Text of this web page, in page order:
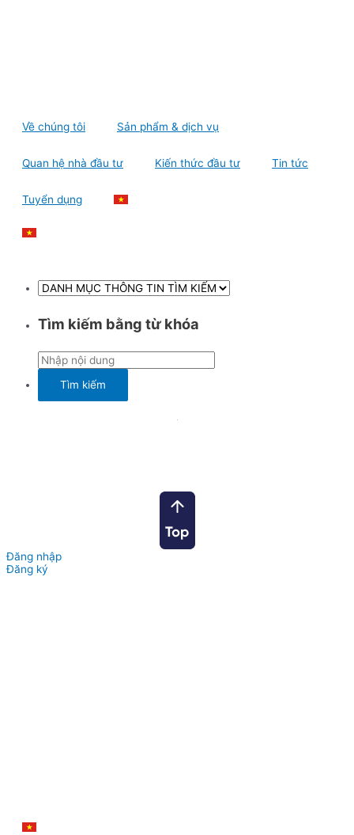
Về chúng tôi Sản phẩm & dịch vụ
Quan hệ nhà đầu tư Kiến thức đầu tư Tin tức
Tuyển dụng
Tìm kiếm bằng từ khóa
Đăng nhập
Đăng ký